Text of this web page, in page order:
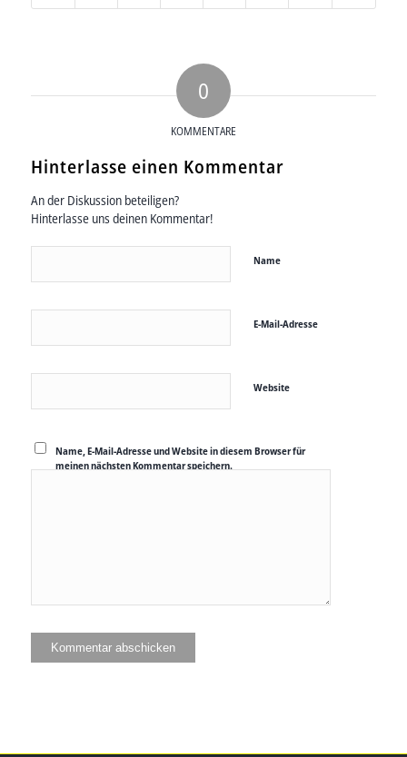
0
KOMMENTARE
Hinterlasse einen Kommentar
An der Diskussion beteiligen?
Hinterlasse uns deinen Kommentar!
Name
E-Mail-Adresse
Website
Name, E-Mail-Adresse und Website in diesem Browser für
meinen nächsten Kommentar speichern.